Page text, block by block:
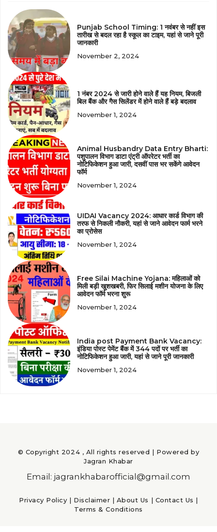
Punjab School Timing: 1 नवंबर से नहीं इस
तारीख से बदल रहा है स्कूल का टाइम, यहां से जाने पूरी
जानकारी
November 2, 2024
1 नंबर 2024 से जारी होने वाले हैं यह नियम, बिजली
बिल बैंक और गैस सिलेंडर में होने वाले हैं बड़े बदलाव
November 1, 2024
Animal Husbandry Data Entry Bharti:
पशुपालन विभाग डाटा एंट्री ऑपरेटर भर्ती का
नोटिफिकेशन हुआ जारी, दसवीं पास भर सकेंगे आवेदन
फॉर्म
November 1, 2024
UIDAI Vacancy 2024: आधार कार्ड विभाग की
तरफ से निकली नौकरी, यहां से जाने आवेदन फार्म भरने
का प्रोसेस
November 1, 2024
Free Silai Machine Yojana: महिलाओं को
मिली बड़ी खुशखबरी, फिर सिलाई मशीन योजना के लिए
आवेदन फॉर्म भरना शुरू
November 1, 2024
India post Payment Bank Vacancy:
इंडिया पोस्ट पेमेंट बैंक में 344 पदों पर भर्ती का
नोटिफिकेशन हुआ जारी, यहां से जाने पूरी जानकारी
November 1, 2024
© Copyright 2024 , All rights reserved | Powered by
Jagran Khabar
Email: jagrankhabarofficial@gmail.com
Privacy Policy | Disclaimer | About Us | Contact Us |
Terms & Conditions